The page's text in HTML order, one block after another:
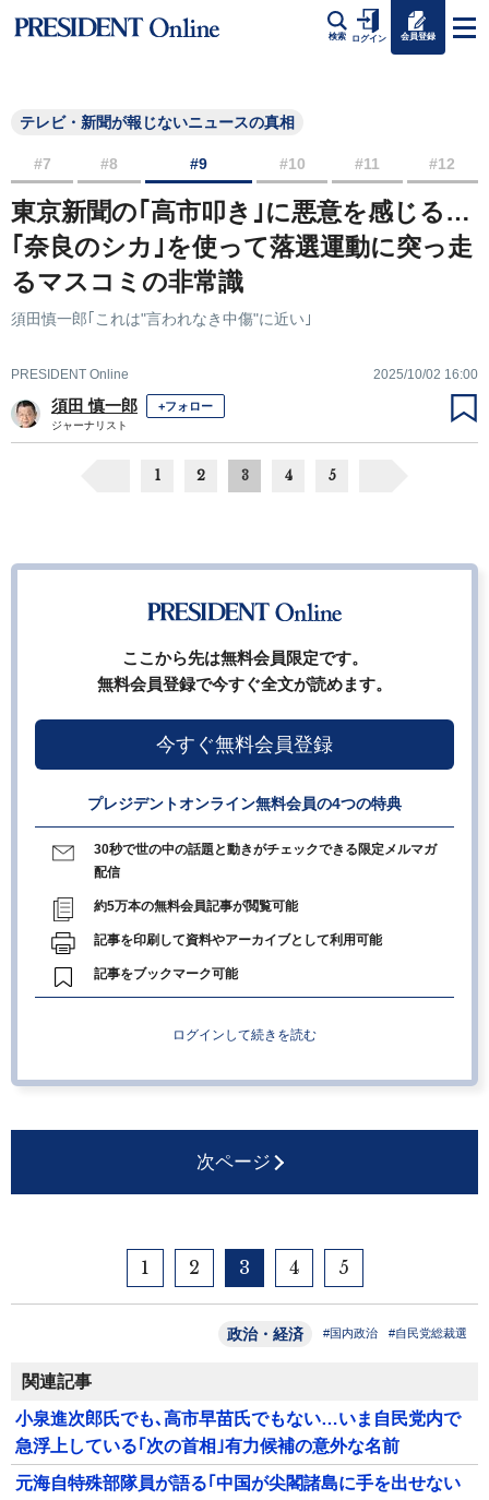
検索 ログイン 会員登録
テレビ・新聞が報じないニュースの真相
#7 #8 #9 #10 #11 #12
東京新聞の｢高市叩き｣に悪意を感じる…
｢奈良のシカ｣を使って落選運動に突っ走
るマスコミの非常識
須田慎一郎｢これは"言われなき中傷"に近い｣
PRESIDENT Online 2025/10/02 16:00
須田 慎一郎 +フォロー
ジャーナリスト
1 2 3 4 5
ここから先は無料会員限定です。
無料会員登録で今すぐ全文が読めます。
今すぐ無料会員登録
プレジデントオンライン無料会員の4つの特典
30秒で世の中の話題と動きがチェックできる限定メルマガ
配信
約5万本の無料会員記事が閲覧可能
記事を印刷して資料やアーカイブとして利用可能
記事をブックマーク可能
ログインして続きを読む
次ページ
1 2 3 4 5
政治・経済 #国内政治 #自民党総裁選
関連記事
小泉進次郎氏でも､高市早苗氏でもない…いま自民党内で
急浮上している｢次の首相｣有力候補の意外な名前
元海自特殊部隊員が語る｢中国が尖閣諸島に手を出せない